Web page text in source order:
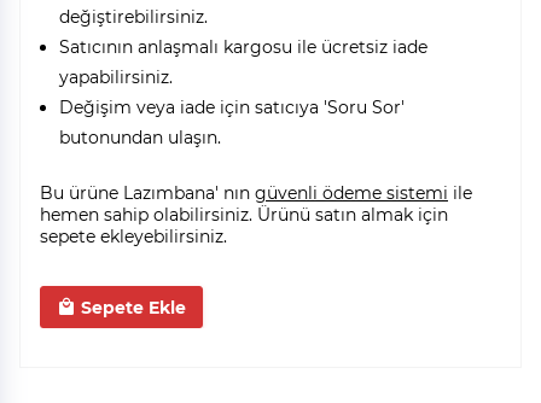
değiştirebilirsiniz.
Satıcının anlaşmalı kargosu ile ücretsiz iade
yapabilirsiniz.
Değişim veya iade için satıcıya 'Soru Sor'
butonundan ulaşın.
Bu ürüne Lazımbana' nın güvenli ödeme sistemi ile
hemen sahip olabilirsiniz. Ürünü satın almak için
sepete ekleyebilirsiniz.
Sepete Ekle